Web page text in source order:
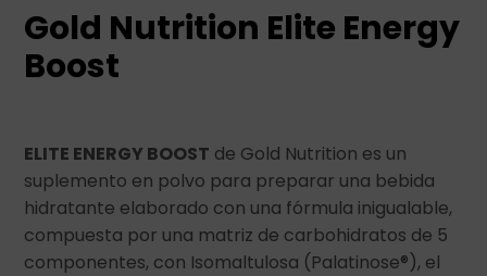
Gold Nutrition Elite Energy
Boost
ELITE ENERGY BOOST de Gold Nutrition es un
suplemento en polvo para preparar una bebida
hidratante elaborado con una fórmula inigualable,
compuesta por una matriz de carbohidratos de 5
componentes, con Isomaltulosa (Palatinose®), el